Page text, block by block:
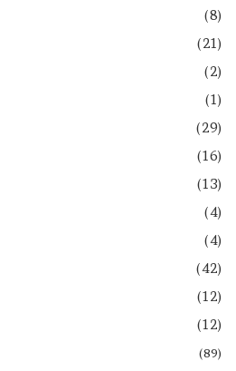
(8)
(21)
(2)
(1)
(29)
(16)
(13)
(4)
(4)
(42)
(12)
(12)
(89)